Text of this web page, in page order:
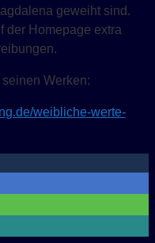
geweiht sind.
der Homepage extra
Werken:
weibliche-werte-